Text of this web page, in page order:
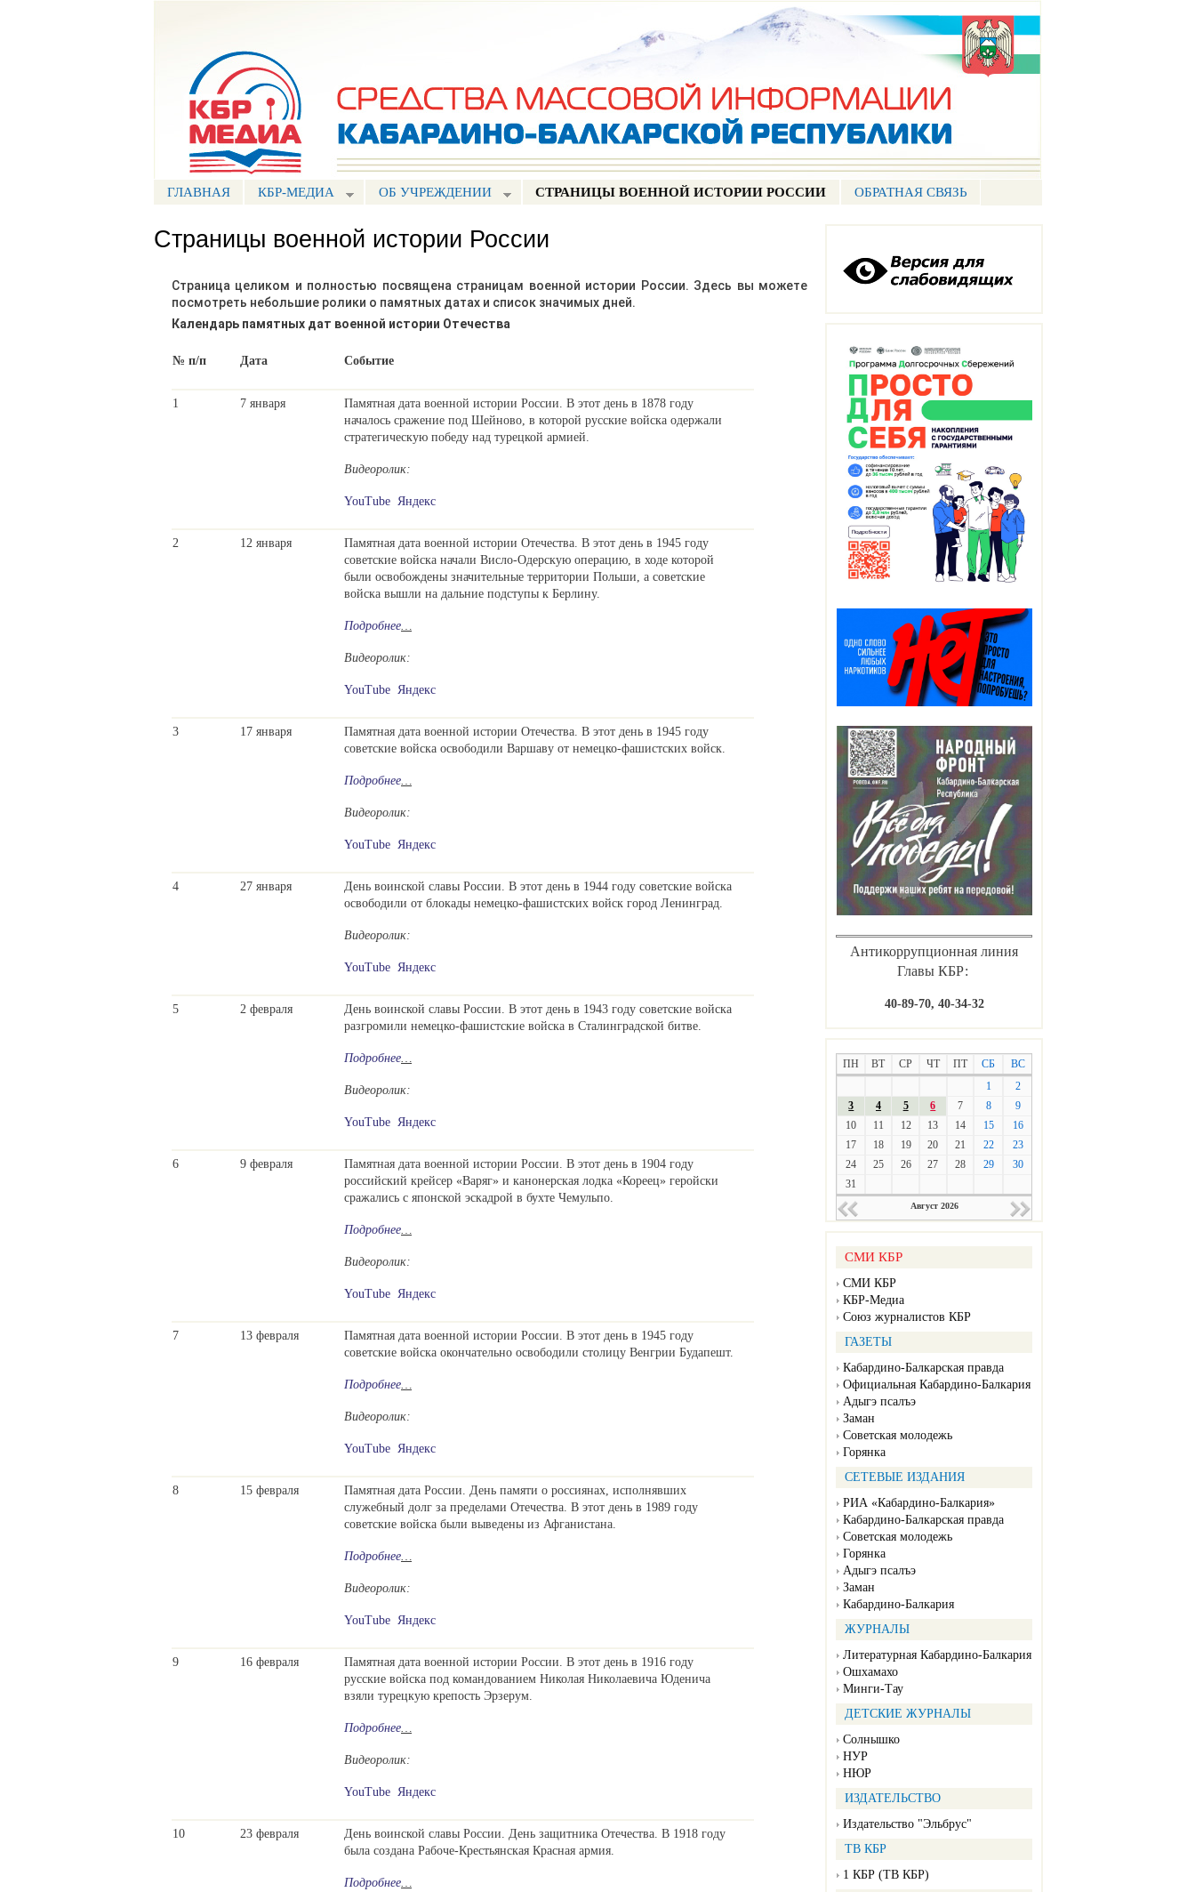
ГЛАВНАЯ КБР-МЕДИА ОБ УЧРЕЖДЕНИИ СТРАНИЦЫ ВОЕННОЙ ИСТОРИИ РОССИИ ОБРАТНАЯ СВЯЗЬ
Антикоррупционная линия
Главы КБР:
40-89-70, 40-34-32
ПН ВТ СР ЧТ ПТ СБ
ВС
1
2
3
4 5 6 7 8
9
10
11 12 13 14 15
16
17
18 19 20 21 22
23
24
25 26 27 28 29
30
31
Август 2026
СМИ КБР
СМИ КБР
КБР-Медиа
Союз журналистов КБР
ГАЗЕТЫ
Кабардино-Балкарская правда
Официальная Кабардино-Балкария
Адыгэ псалъэ
Заман
Советская молодежь
Горянка
СЕТЕВЫЕ ИЗДАНИЯ
РИА «Кабардино-Балкария»
Кабардино-Балкарская правда
Советская молодежь
Горянка
Адыгэ псалъэ
Заман
Кабардино-Балкария
ЖУРНАЛЫ
Литературная Кабардино-Балкария
Ошхамахо
Минги-Тау
ДЕТСКИЕ ЖУРНАЛЫ
Солнышко
НУР
НЮР
ИЗДАТЕЛЬСТВО
Издательство "Эльбрус"
ТВ КБР
1 КБР (ТВ КБР)
Страницы военной истории России
Страница целиком и полностью посвящена страницам военной истории России. Здесь вы можете
посмотреть небольшие ролики о памятных датах и список значимых дней.
Календарь памятных дат военной истории Отечества
№ п/п Дата Событие
1 7 января
Памятная дата военной истории России. В этот день в 1878 году
началось сражение под Шейново, в которой русские войска одержали
стратегическую победу над турецкой армией.
Видеоролик:
YouTube Яндекс
2 12 января
Памятная дата военной истории Отечества. В этот день в 1945 году
советские войска начали Висло-Одерскую операцию, в ходе которой
были освобождены значительные территории Польши, а советские
войска вышли на дальние подступы к Берлину.
Подробнее…
Видеоролик:
YouTube Яндекс
3 17 января
Памятная дата военной истории Отечества. В этот день в 1945 году
советские войска освободили Варшаву от немецко-фашистских войск.
Подробнее…
Видеоролик:
YouTube Яндекс
4 27 января
День воинской славы России. В этот день в 1944 году советские войска
освободили от блокады немецко-фашистских войск город Ленинград.
Видеоролик:
YouTube Яндекс
5 2 февраля
День воинской славы России. В этот день в 1943 году советские войска
разгромили немецко-фашистские войска в Сталинградской битве.
Подробнее…
Видеоролик:
YouTube Яндекс
6 9 февраля
Памятная дата военной истории России. В этот день в 1904 году
российский крейсер «Варяг» и канонерская лодка «Кореец» геройски
сражались с японской эскадрой в бухте Чемульпо.
Подробнее…
Видеоролик:
YouTube Яндекс
7 13 февраля
Памятная дата военной истории России. В этот день в 1945 году
советские войска окончательно освободили столицу Венгрии Будапешт.
Подробнее…
Видеоролик:
YouTube Яндекс
8 15 февраля
Памятная дата России. День памяти о россиянах, исполнявших
служебный долг за пределами Отечества. В этот день в 1989 году
советские войска были выведены из Афганистана.
Подробнее…
Видеоролик:
YouTube Яндекс
9 16 февраля
Памятная дата военной истории России. В этот день в 1916 году
русские войска под командованием Николая Николаевича Юденича
взяли турецкую крепость Эрзерум.
Подробнее…
Видеоролик:
YouTube Яндекс
10 23 февраля
День воинской славы России. День защитника Отечества. В 1918 году
была создана Рабоче-Крестьянская Красная армия.
Подробнее…